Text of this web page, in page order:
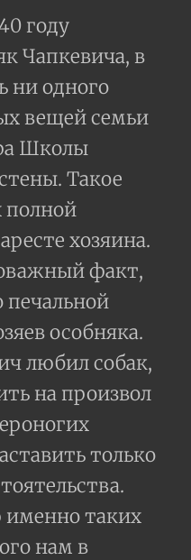
году
Чапкевича, в
ни одного
вещей семьи
Школы
Такое
полной
хозяина.
факт,
печальной
особняка.
любил собак,
на произвол
только
именно таких
нам в